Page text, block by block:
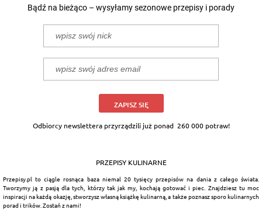
Bądź na bieżąco – wysyłamy sezonowe przepisy i porady
ZAPISZ SIĘ
Odbiorcy newslettera przyrządzili już ponad 260 000 potraw!
PRZEPISY KULINARNE
Przepisy.pl to ciągle rosnąca baza niemal 20 tysięcy przepisów na dania z całego świata.
Tworzymy ją z pasją dla tych, którzy tak jak my, kochają gotować i piec. Znajdziesz tu moc
inspiracji na każdą okazję, stworzysz własną książkę kulinarną, a także poznasz sporo kulinarnych
porad i trików. Zostań z nami!